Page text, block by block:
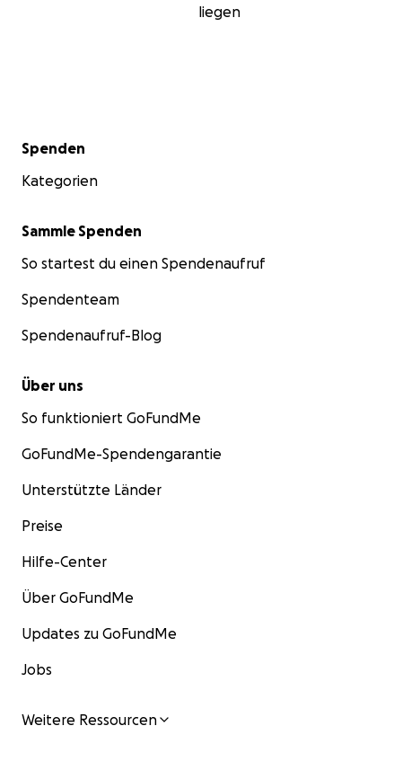
liegen
Sekundärmenü
Spenden
Kategorien
Sammle Spenden
So startest du einen Spendenaufruf
Spendenteam
Spendenaufruf-Blog
Über uns
So funktioniert GoFundMe
GoFundMe-Spendengarantie
Unterstützte Länder
Preise
Hilfe-Center
Über GoFundMe
Updates zu GoFundMe
Jobs
Weitere Ressourcen